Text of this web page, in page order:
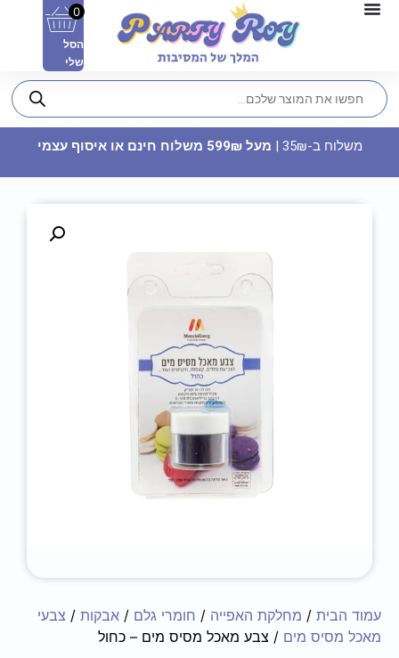
מפיות נייר - שיש לבן זהב מטאלי
0
הסל
שלי
משלוח ב-35₪ | מעל 599₪ משלוח חינם או איסוף עצמי
עמוד הבית / מחלקת האפייה / חומרי גלם / אבקות / צבעי
מאכל מסיס מים / צבע מאכל מסיס מים – כחול